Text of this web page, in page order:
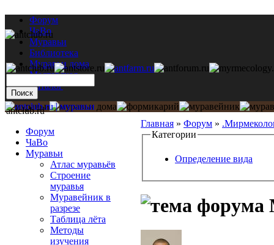
Форум
ЧаВо
Муравьи
Библиотека
Муравьи дома
Мастерская
Каталог
Главная » Форум »
Категории
Определение вида
antclub.ru
Форум
ЧаВо
Муравьи
Атлас муравьёв
Строение
муравья
Муравейник в
разрезе
Таблица лёта
Методы
изучения